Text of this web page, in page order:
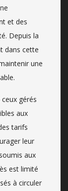
et des
Depuis la
dans cette
une
gérés
aux
tarifs
leur
aux
est limité
à circuler